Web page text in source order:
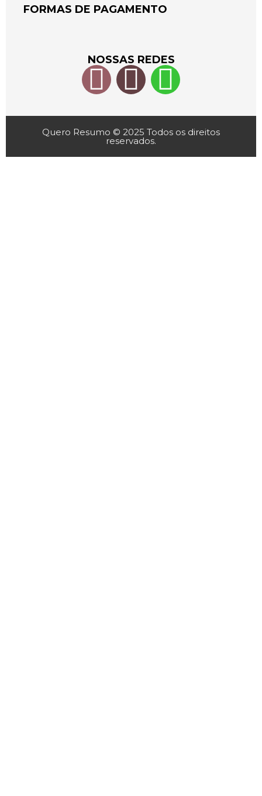
FORMAS DE PAGAMENTO
NOSSAS REDES
Quero Resumo © 2025 Todos os direitos
reservados.